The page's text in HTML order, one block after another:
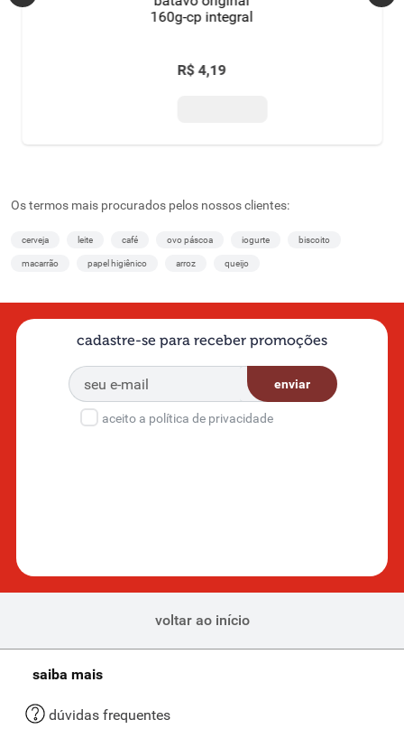
160g-cp integral
R$ 4,19
Os termos mais procurados pelos nossos clientes:
cerveja leite café ovo páscoa iogurte biscoito
macarrão papel higiênico arroz queijo
cadastre-se para receber promoções
enviar
aceito a política de privacidade
voltar ao início
saiba mais
dúvidas frequentes